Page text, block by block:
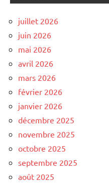
juillet 2026
juin 2026
mai 2026
avril 2026
mars 2026
février 2026
janvier 2026
décembre 2025
novembre 2025
octobre 2025
septembre 2025
août 2025